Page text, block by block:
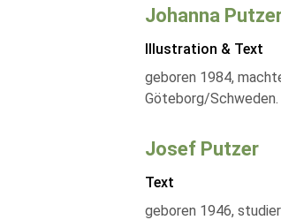
Johanna
Illustration & Text
geboren 1984,
Göteborg/
Josef Putzer
Text
geboren 1946,